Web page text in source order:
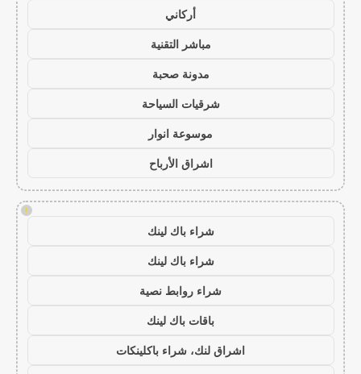
أركاني
مباشر التقنية
مدونة صحبة
شرقيات السياحة
موسوعة انوار
اشراق الأرباح
!
شراء باك لينك
شراء باك لينك
شراء روابط نصية
باقات باك لينك
اشراق لنك، شراء باكلينكات